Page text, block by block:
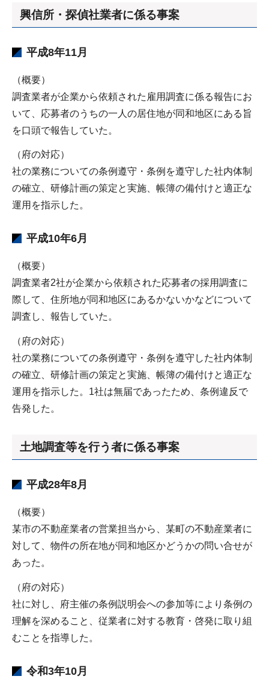
興信所・探偵社業者に係る事案
平成8年11月
（概要）
調査業者が企業から依頼された雇用調査に係る報告にお
いて、応募者のうちの一人の居住地が同和地区にある旨
を口頭で報告していた。
（府の対応）
社の業務についての条例遵守・条例を遵守した社内体制
の確立、研修計画の策定と実施、帳簿の備付けと適正な
運用を指示した。
平成10年6月
（概要）
調査業者2社が企業から依頼された応募者の採用調査に
際して、住所地が同和地区にあるかないかなどについて
調査し、報告していた。
（府の対応）
社の業務についての条例遵守・条例を遵守した社内体制
の確立、研修計画の策定と実施、帳簿の備付けと適正な
運用を指示した。1社は無届であったため、条例違反で
告発した。
土地調査等を行う者に係る事案
平成28年8月
（概要）
某市の不動産業者の営業担当から、某町の不動産業者に
対して、物件の所在地が同和地区かどうかの問い合せが
あった。
（府の対応）
社に対し、府主催の条例説明会への参加等により条例の
理解を深めること、従業者に対する教育・啓発に取り組
むことを指導した。
令和3年10月